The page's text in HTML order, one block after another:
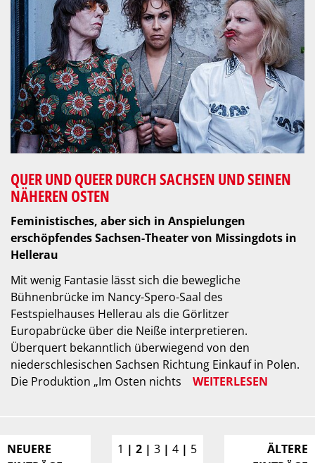
QUER UND QUEER DURCH SACHSEN UND SEINEN
NÄHEREN OSTEN
Feministisches, aber sich in Anspielungen
erschöpfendes Sachsen-Theater von Missingdots in
Hellerau
Mit wenig Fantasie lässt sich die bewegliche
Bühnenbrücke im Nancy-Spero-Saal des
Festspielhauses Hellerau als die Görlitzer
Europabrücke über die Neiße interpretieren.
Überquert bekanntlich überwiegend von den
niederschlesischen Sachsen Richtung Einkauf in Polen.
Die Produktion „Im Osten nichts
WEITERLESEN
NEUERE
1 2 3 4 5
ÄLTERE